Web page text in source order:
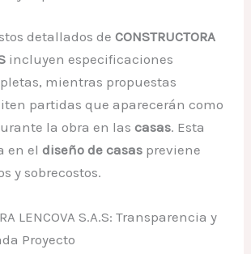
detallados deCONSTRUCTORA
incluyen especificaciones
mientras propuestas
partidas que aparecerán como
la obra en lascasas. Esta
en eldiseño de casas previene
y sobrecostos.
LENCOVA S.A.S: Transparencia y
Proyecto